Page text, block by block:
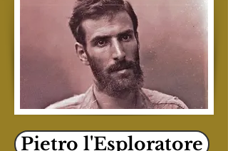
Pietro l'Esploratore